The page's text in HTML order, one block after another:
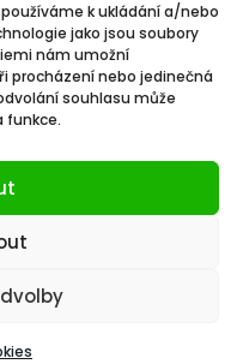
k ukládání a/nebo
jako jsou soubory
nám umožní
procházení nebo jedinečná
souhlasu může
funkce.